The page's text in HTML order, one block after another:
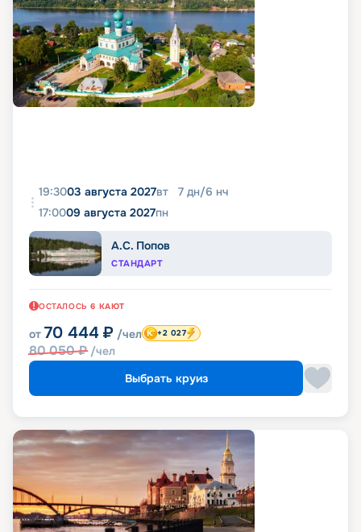
19:3003 августа 2027вт 7 дн/6 нч
17:0009 августа 2027пн
А.С. Попов
СТАНДАРТ
ОСТАЛОСЬ 6 КАЮТ
от 70 444 ₽ /чел
80 050₽ /чел
+2 027
Выбрать круиз